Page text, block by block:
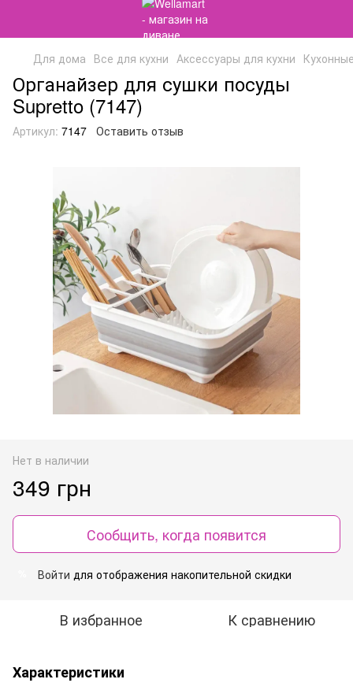
Для дома Все для кухни Аксессуары для кухни
Органайзер для сушки посуды
Supretto (7147)
Артикул: 7147 Оставить отзыв
Нет в наличии
349 грн
Сообщить, когда появится
Войти для отображения накопительной скидки
В избранное К сравнению
Характеристики